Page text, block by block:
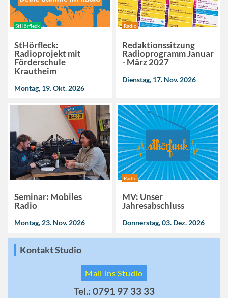
StHörfleck
StHörfleck:
Radioprojekt mit
Förderschule
Krautheim
Montag, 19. Okt. 2026
Radio
Redaktionssitzung
Radioprogramm Januar
- März 2027
Dienstag, 17. Nov. 2026
Seminar: Mobiles
Radio
Montag, 23. Nov. 2026
Radio
MV: Unser
Jahresabschluss
Donnerstag, 03. Dez. 2026
Kontakt Studio
Mail ins Studio
Tel.: 0791 97 33 33